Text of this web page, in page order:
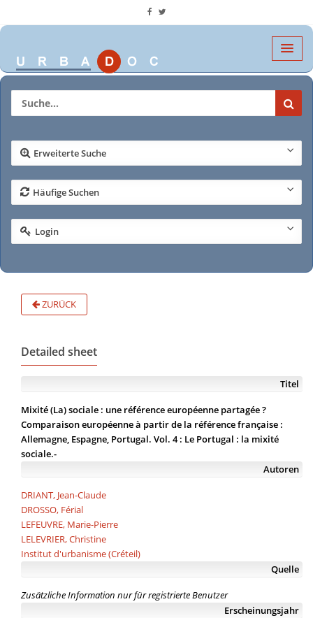
Erweiterte Suche
Häufige Suchen
Login
ZURÜCK
Detailed sheet
Titel
Mixité (La) sociale : une référence européenne partagée ?
Comparaison européenne à partir de la référence française :
Allemagne, Espagne, Portugal. Vol. 4 : Le Portugal : la mixité
sociale.-
Autoren
DRIANT, Jean-Claude
DROSSO, Férial
LEFEUVRE, Marie-Pierre
LELEVRIER, Christine
Institut d'urbanisme (Créteil)
Quelle
Zusätzliche Information nur für registrierte Benutzer
Erscheinungsjahr